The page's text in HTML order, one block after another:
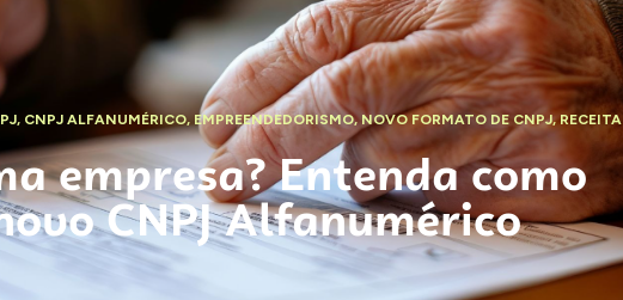
, CNPJ ALFANUMÉRICO, EMPREENDEDORISMO,NOVO FORMATO DE CNPJ,RECEITA
empresa? Entenda como
CNPJ Alfanumérico